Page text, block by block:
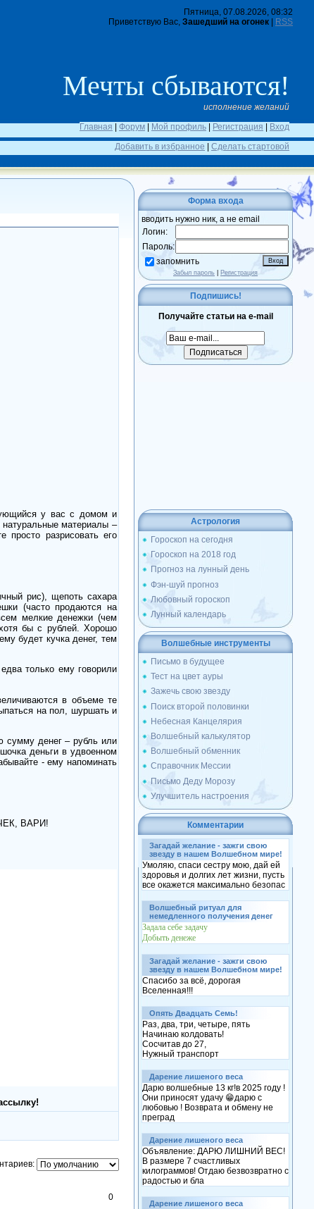
Пятница, 07.08.2026, 08:32
Приветствую Вас, Зашедший на огонек RSS
Мечты сбываются!
исполнение желаний
Главная
Форум Мой профиль Регистрация
Вход
Добавить в избранное
Сделать стартовой
у вас с домом и
натуральные материалы –
просто разрисовать его
рис), щепоть сахара
(часто продаются на
мелкие денежки (чем
бы с рублей. Хорошо
будет кучка денег, тем
только ему говорили
в объеме те
на пол, шуршать и
сумму денег – рубль или
деньги в удвоенном
- ему напоминать
ВАРИ!
0
Форма входа
вводить нужно ник, а не email
Логин:
Пароль:
запомнить
Забыл пароль Регистрация
Подпишись!
Получайте статьи на e-mail
Астрология
Гороскоп на сегодня
Гороскоп на 2018 год
Прогноз на лунный день
Фэн-шуй прогноз
Любовный гороскоп
Лунный календарь
Волшебные инструменты
Письмо в будущее
Тест на цвет ауры
Зажечь свою звезду
Поиск второй половинки
Небесная Канцелярия
Волшебный калькулятор
Волшебный обменник
Справочник Мессии
Письмо Деду Морозу
Улучшитель настроения
Комментарии
Загадай желание - зажги свою
звезду в нашем Волшебном мире!
Умоляю, спаси сестру мою, дай ей
здоровья и долгих лет жизни, пусть
все окажется максимально безопас
Волшебный ритуал для
немедленного получения денег
Задала себе задачу
Добыть денеже
Загадай желание - зажги свою
звезду в нашем Волшебном мире!
Спасибо за всё, дорогая
Вселенная!!!
Опять Двадцать Семь!
Раз, два, три, четыре, пять
Начинаю колдовать!
Сосчитав до 27,
Нужный транспорт
Дарение лишеного веса
Дарю волшебные 13 кг!в 2025 году !
Они приносят удачу 😁дарю с
любовью ! Возврата и обмену не
преград
Дарение лишеного веса
Объявление: ДАРЮ ЛИШНИЙ ВЕС!
В размере 7 счастливых
килограммов! Отдаю безвозвратно с
радостью и бла
Дарение лишеного веса